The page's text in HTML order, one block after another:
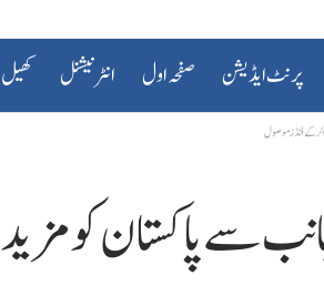
پرنٹ ایڈیشن صفحہ اول انٹرنیشنل کھیل
کو مزید 1 ارب ڈالر کے فنڈز موصول